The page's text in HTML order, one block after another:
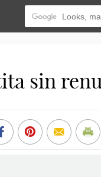
sin